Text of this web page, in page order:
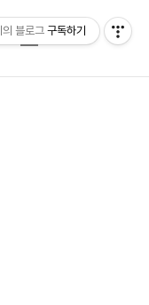
메
의 블로그구독하기